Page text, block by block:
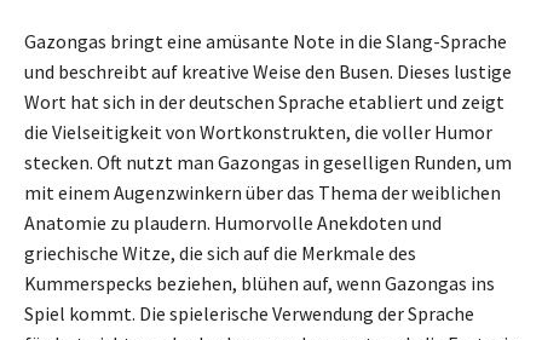
Gazongas bringt eine amüsante Note in die Slang-Sprache
und beschreibt auf kreative Weise den Busen. Dieses lustige
Wort hat sich in der deutschen Sprache etabliert und zeigt
die Vielseitigkeit von Wortkonstrukten, die voller Humor
stecken. Oft nutzt man Gazongas in geselligen Runden, um
mit einem Augenzwinkern über das Thema der weiblichen
Anatomie zu plaudern. Humorvolle Anekdoten und
griechische Witze, die sich auf die Merkmale des
Kummerspecks beziehen, blühen auf, wenn Gazongas ins
Spiel kommt. Die spielerische Verwendung der Sprache